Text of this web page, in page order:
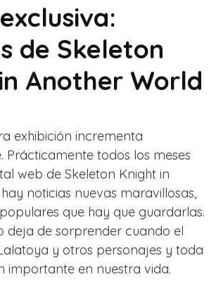
de Skeleton
Another World
exhibición incrementa
Prácticamente todos los meses
web de Skeleton Knight in
noticias nuevas maravillosas,
que hay que guardarlas.
deja de sorprender cuando el
y otros personajes y toda
importante en nuestra vida.